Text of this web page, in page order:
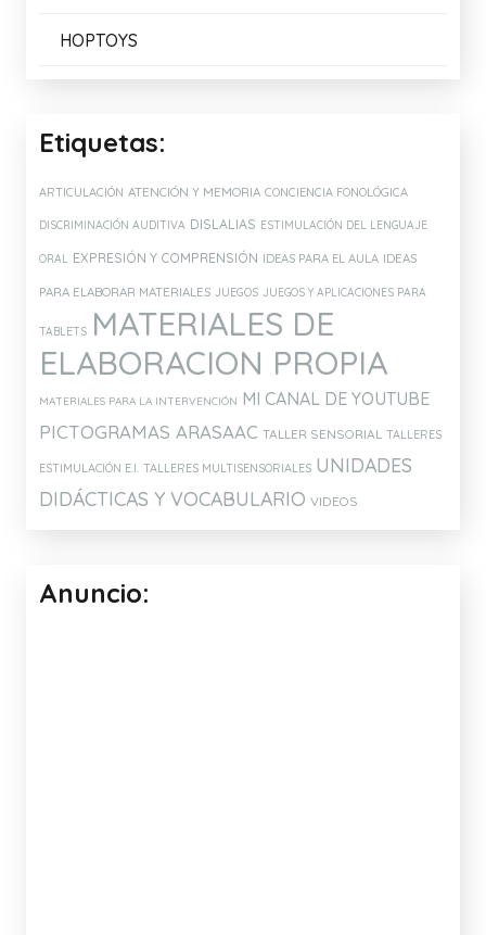
HOPTOYS
Etiquetas:
ARTICULACIÓN ATENCIÓN Y MEMORIA CONCIENCIA FONOLÓGICA
DISCRIMINACIÓN AUDITIVA DISLALIAS ESTIMULACIÓN DEL LENGUAJE
ORAL EXPRESIÓN Y COMPRENSIÓN IDEAS PARA EL AULA IDEAS
PARA ELABORAR MATERIALES JUEGOS JUEGOS Y APLICACIONES PARA
TABLETS MATERIALES DE
ELABORACION PROPIA
MATERIALES PARA LA INTERVENCIÓN MI CANAL DE YOUTUBE
PICTOGRAMAS ARASAAC TALLER SENSORIAL TALLERES
ESTIMULACIÓN E.I. TALLERES MULTISENSORIALES UNIDADES
DIDÁCTICAS Y VOCABULARIO VIDEOS
Anuncio: